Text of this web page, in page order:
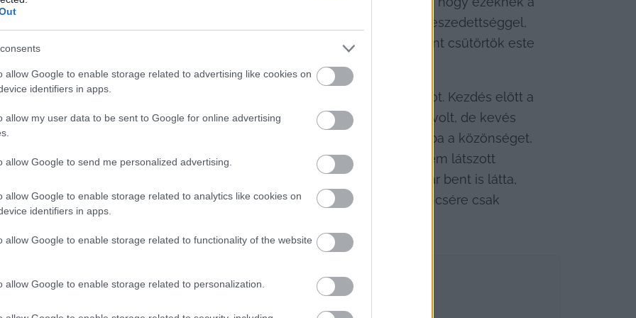
allow Google to enable storage related to advertising like cookies on
identifiers in apps.
allow my user data to be sent to Google for online advertising
allow Google to send me personalized advertising.
allow Google to enable storage related to analytics like cookies on
identifiers in apps.
allow Google to enable storage related to functionality of the website
allow Google to enable storage related to personalization.
a pályán, ahol oda kell tenni magadat, és jó taktikával, kellő összeszedettséggel,
nagy különbségeket lehet eltüntetni. Ahogy ez meg is történt csütörtök este
várták, hogy újra ott lehessenek a lelátókon és buzdíthassák a csapatot. Kezdés előtt a
hogy végre beléphessenek a stadionba, és noha telt ház nem volt, de kevés
nézőszám). És most nem kellett arra várni, hogy a csapat hozza lázba a közönséget,
szurkolás. Az első negyedóra-húsz perc több mint biztatóan alakult, nem látszott
jelen sorok írója sokakkal együtt
lövését pár pillanatig már bent is látta,
Utána viszont magára talált a Riga is, át is vette az irányítást, de szerencsére csak